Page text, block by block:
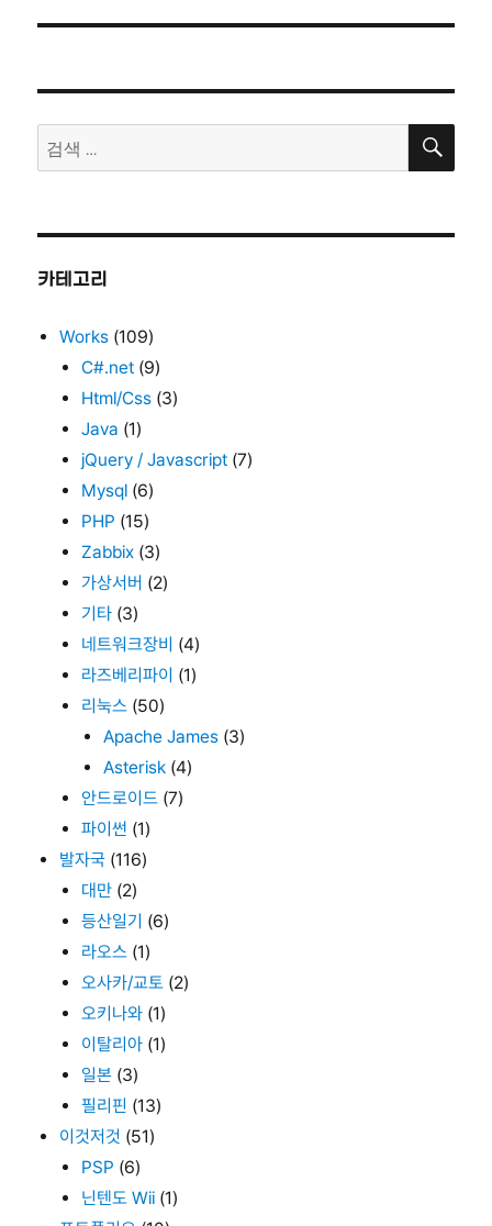
색:
검
카테고리
Works (109)
C#.net (9)
Html/Css (3)
Java (1)
jQuery / Javascript (7)
Mysql (6)
PHP (15)
Zabbix (3)
가상서버 (2)
기타 (3)
네트워크장비 (4)
라즈베리파이 (1)
리눅스 (50)
Apache James (3)
Asterisk (4)
안드로이드 (7)
파이썬 (1)
발자국 (116)
대만 (2)
등산일기 (6)
라오스 (1)
오사카/교토 (2)
오키나와 (1)
이탈리아 (1)
일본 (3)
필리핀 (13)
이것저것 (51)
PSP (6)
닌텐도 Wii (1)